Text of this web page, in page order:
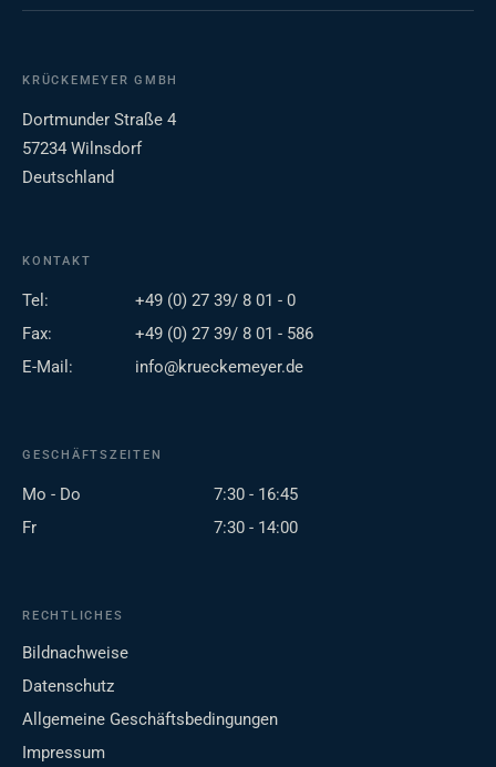
KRÜCKEMEYER GMBH
Dortmunder Straße 4
57234 Wilnsdorf
Deutschland
KONTAKT
Tel:
+49 (0) 27 39/ 8 01 - 0
Fax:
+49 (0) 27 39/ 8 01 - 586
E-Mail:
info@krueckemeyer.de
GESCHÄFTSZEITEN
Mo - Do
7:30 - 16:45
Fr
7:30 - 14:00
RECHTLICHES
Bildnachweise
Datenschutz
Allgemeine Geschäftsbedingungen
Impressum